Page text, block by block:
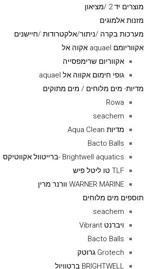
מוצרים יד 2 /מציאון
מזנות אלמוגים
מערכות בקרה /ניתור/אלקטרודות /חיישנים
אקווריומם aquael אקוה אל
אקווריום שרימפסייה
גופי חימום אקווה אל aquael
מדיות- מים מלוחים / מים מתוקים
Rowa
seachem
מדיות Aqua Clean
Bacto Balls
Brightwell aquatics -ברייטוול אקווטיקס
TLF טו ליטל פיש
WARNER MARINE וורנר מרין
תוספים מים מלוחים
seachem
ויברנט Vibrant
Bacto Balls
Grotech גרוטק
BRIGHTWELL ברטוויול